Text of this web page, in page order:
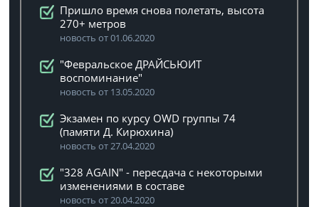
Пришло время снова полетать, высота
270+ метров
новость от 01.06.2020
"Февральское ДРАЙСЬЮИТ
воспоминание"
новость от 13.05.2020
Экзамен по курсу OWD группы 74
(памяти Д. Кирюхина)
новость от 27.04.2020
"328 AGAIN" - пересдача с некоторыми
изменениями в составе
новость от 20.04.2020